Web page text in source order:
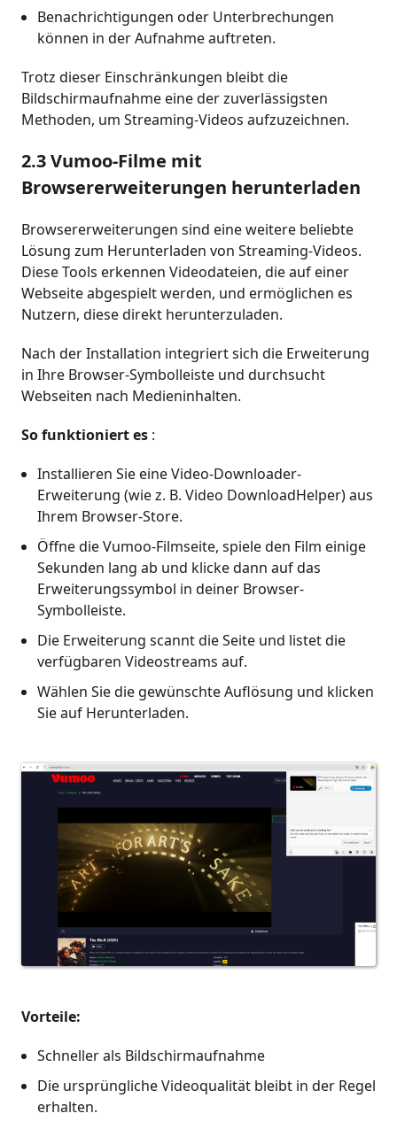
Benachrichtigungen oder Unterbrechungen
können in der Aufnahme auftreten.
Trotz dieser Einschränkungen bleibt die
Bildschirmaufnahme eine der zuverlässigsten
Methoden, um Streaming-Videos aufzuzeichnen.
2.3 Vumoo-Filme mit
Browsererweiterungen herunterladen
Browsererweiterungen sind eine weitere beliebte
Lösung zum Herunterladen von Streaming-Videos.
Diese Tools erkennen Videodateien, die auf einer
Webseite abgespielt werden, und ermöglichen es
Nutzern, diese direkt herunterzuladen.
Nach der Installation integriert sich die Erweiterung
in Ihre Browser-Symbolleiste und durchsucht
Webseiten nach Medieninhalten.
So funktioniert es :
Installieren Sie eine Video-Downloader-
Erweiterung (wie z. B. Video DownloadHelper) aus
Ihrem Browser-Store.
Öffne die Vumoo-Filmseite, spiele den Film einige
Sekunden lang ab und klicke dann auf das
Erweiterungssymbol in deiner Browser-
Symbolleiste.
Die Erweiterung scannt die Seite und listet die
verfügbaren Videostreams auf.
Wählen Sie die gewünschte Auflösung und klicken
Sie auf Herunterladen.
Vorteile:
Schneller als Bildschirmaufnahme
Die ursprüngliche Videoqualität bleibt in der Regel
erhalten.